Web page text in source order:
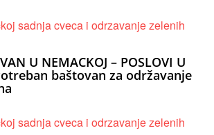
U NEMACKOJ – POSLOVI U
baštovan za održavanje